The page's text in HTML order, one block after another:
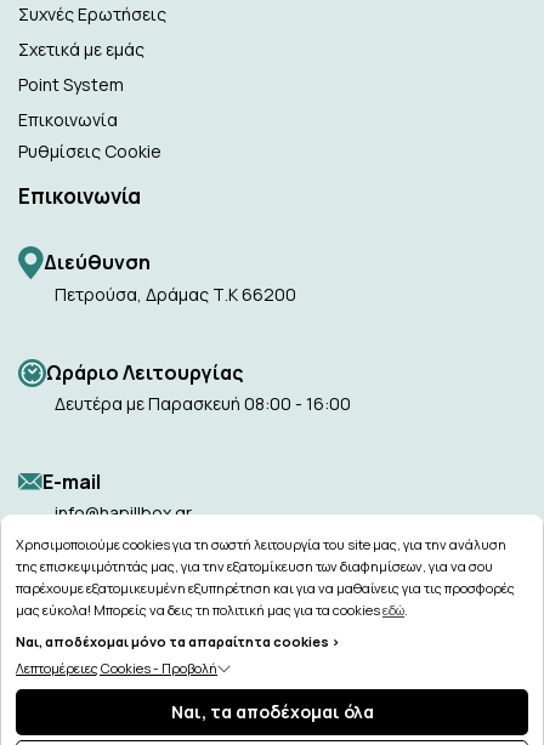
Συχνές Ερωτήσεις
Σχετικά με εμάς
Point System
Επικοινωνία
Ρυθμίσεις Cookie
Επικοινωνία
Διεύθυνση
Πετρούσα, Δράμας Τ.Κ 66200
Ωράριο Λειτουργίας
Δευτέρα με Παρασκευή 08:00 - 16:00
Ε-mail
info@hapillbox.gr
Copyright © 2026
Χρησιμοποιούμε cookies για τη σωστή λειτουργία του site μας, για την ανάλυση
της επισκεψιμότητάς μας, για την εξατομίκευση των διαφημίσεων, για να σου
παρέχουμε εξατομικευμένη εξυπηρέτηση και για να μαθαίνεις για τις προσφορές
μας εύκολα! Μπορείς να δεις τη πολιτική μας για τα cookiesεδώ.
Ναι, αποδέχομαι μόνο τα απαραίτητα cookies >
Λεπτομέρειες Cookies - Προβολή
Ναι, τα αποδέχομαι όλα